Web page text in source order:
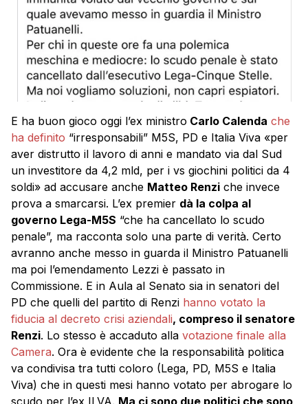
E ha buon gioco oggi l’ex ministro Carlo Calenda che
ha definito “irresponsabili” M5S, PD e Italia Viva «per
aver distrutto il lavoro di anni e mandato via dal Sud
un investitore da 4,2 mld, per i vs giochini politici da 4
soldi» ad accusare anche Matteo Renzi che invece
prova a smarcarsi. L’ex premier dà la colpa al
governo Lega-M5S “che ha cancellato lo scudo
penale”, ma racconta solo una parte di verità. Certo
avranno anche messo in guarda il Ministro Patuanelli
ma poi l’emendamento Lezzi è passato in
Commissione. E in Aula al Senato sia in senatori del
PD che quelli del partito di Renzi hanno votato la
fiducia al decreto crisi aziendali, compreso il senatore
Renzi. Lo stesso è accaduto alla votazione finale alla
Camera. Ora è evidente che la responsabilità politica
va condivisa tra tutti coloro (Lega, PD, M5S e Italia
Viva) che in questi mesi hanno votato per abrogare lo